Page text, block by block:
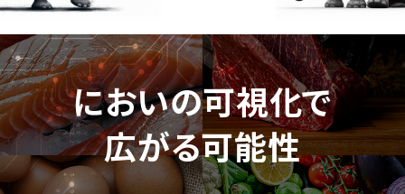
においの可視化で
広がる可能性